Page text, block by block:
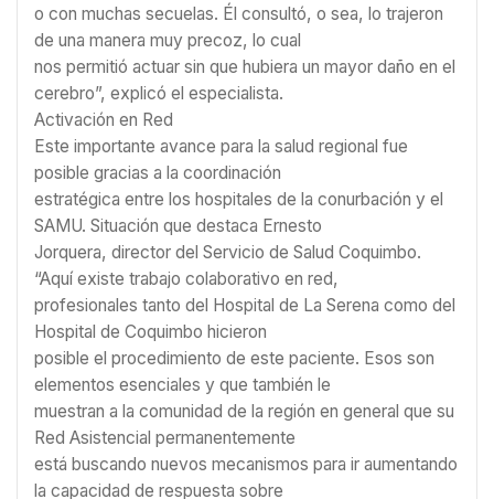
o con muchas secuelas. Él consultó, o sea, lo trajeron
de una manera muy precoz, lo cual
nos permitió actuar sin que hubiera un mayor daño en el
cerebro”, explicó el especialista.
Activación en Red
Este importante avance para la salud regional fue
posible gracias a la coordinación
estratégica entre los hospitales de la conurbación y el
SAMU. Situación que destaca Ernesto
Jorquera, director del Servicio de Salud Coquimbo.
“Aquí existe trabajo colaborativo en red,
profesionales tanto del Hospital de La Serena como del
Hospital de Coquimbo hicieron
posible el procedimiento de este paciente. Esos son
elementos esenciales y que también le
muestran a la comunidad de la región en general que su
Red Asistencial permanentemente
está buscando nuevos mecanismos para ir aumentando
la capacidad de respuesta sobre